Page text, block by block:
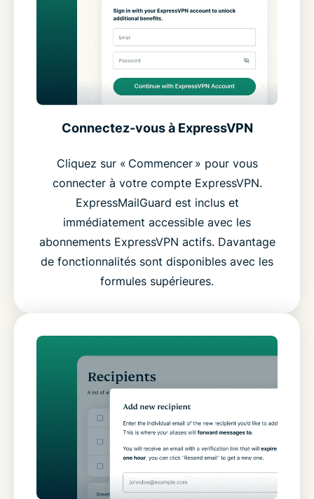
Connectez-vous à ExpressVPN
Cliquez sur « Commencer » pour vous
connecter à votre compte ExpressVPN.
ExpressMailGuard est inclus et
immédiatement accessible avec les
abonnements ExpressVPN actifs. Davantage
de fonctionnalités sont disponibles avec les
formules supérieures.